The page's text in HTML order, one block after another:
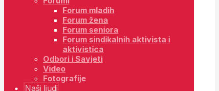
Forum mladih
Forum žena
Forum seniora
Forum sindikalnih aktivista i
aktivistica
Odbori i Savjeti
Video
Fotografije
Naši ljudi